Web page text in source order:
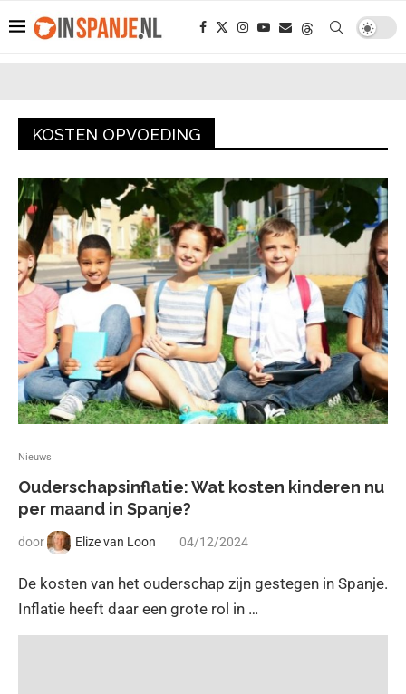
KOSTEN OPVOEDING
Nieuws
Ouderschapsinflatie: Wat kosten kinderen nu
per maand in Spanje?
door Elize van Loon 04/12/2024
De kosten van het ouderschap zijn gestegen in Spanje.
Inflatie heeft daar een grote rol in …